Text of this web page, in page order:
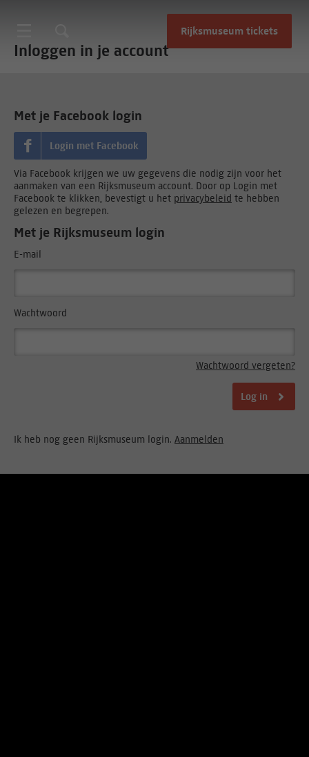
Rijksmuseum tickets
Inloggen in je account
Met je Facebook login
Login met Facebook
Via Facebook krijgen we uw gegevens die nodig zijn voor het
aanmaken van een Rijksmuseum account. Door op Login met
Facebook te klikken, bevestigt u het privacybeleid te hebben
gelezen en begrepen.
Met je Rijksmuseum login
E-mail
Wachtwoord
Wachtwoord vergeten?
Log in
Ik heb nog geen Rijksmuseum login. Aanmelden